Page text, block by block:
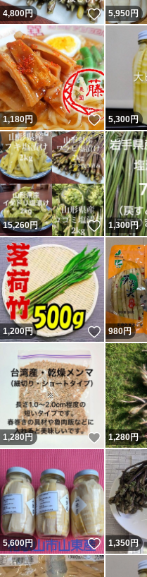
4,800円 いいね！
5,950円
1,180円 いいね！
5,300円
15,260円 いいね！
1,300円
1,200円 いいね！
980円
1,280円 いいね！
1,280円
5,600円 いいね！
1,350円